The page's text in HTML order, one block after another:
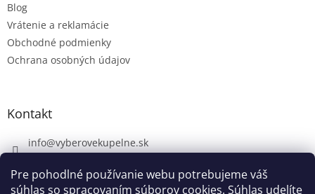
Pre pohodlné používanie webu potrebujeme váš
súhlas so spracovaním súborov cookies. Súhlas udelíte
Blog
Vrátenie a reklamácie
Obchodné podmienky
Ochrana osobných údajov
Kontakt
info@vyberovekupelne.sk
https://www.facebook.com/vyberovekoupelny/